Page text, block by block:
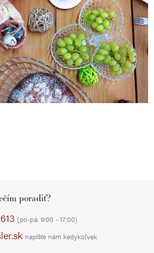
poradiť?
(po-pá: 9:00 - 17:00)
napíšte nám kedykoľvek